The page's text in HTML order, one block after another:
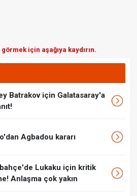
için aşağıya kaydırın.
Batrakov için Galatasaray'a
Agbadou kararı
Lukaku için kritik
Anlaşma çok yakın